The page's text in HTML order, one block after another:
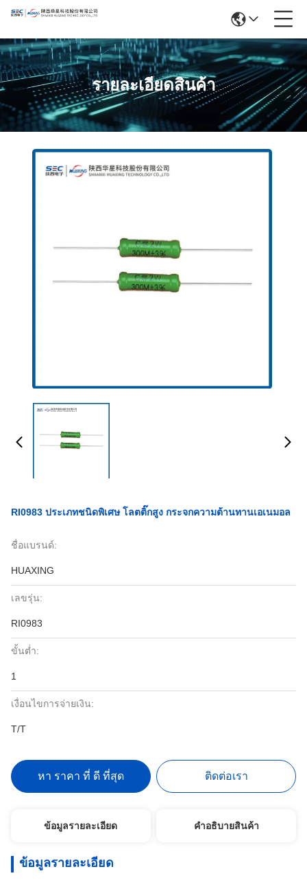
รายละเอียดสินค้า
RI0983 ประเภทชนิดพิเศษ โลตติ๊กสูง กระจกความต้านทานเอเนมอล
ชื่อแบรนด์:
HUAXING
เลขรุ่น:
RI0983
ขั้นต่ำ:
1
เงื่อนไขการจ่ายเงิน:
T/T
หา ราคา ที่ ดี ที่สุด ติดต่อเรา
ข้อมูลรายละเอียด คําอธิบายสินค้า
ข้อมูลรายละเอียด